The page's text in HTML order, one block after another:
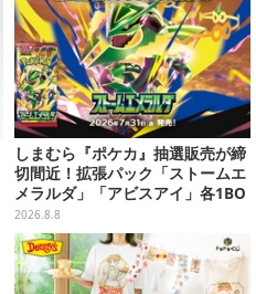
しまむら『ポケカ』抽選販売が締
切間近！拡張パック「ストームエ
メラルダ」「アビスアイ」各1BO
Xをラインナップ
2026.8.8